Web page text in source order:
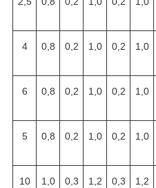
4 0,8 0,2 1,0 0,2 1,0
6 0,8 0,2 1,0 0,2 1,0
5 0,8 0,2 1,0 0,2 1,0
10 1,0 0,3 1,2 0,3 1,2